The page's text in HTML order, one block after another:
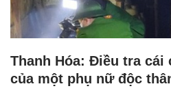
Thanh Hóa: Điều tra
của một phụ nữ độc